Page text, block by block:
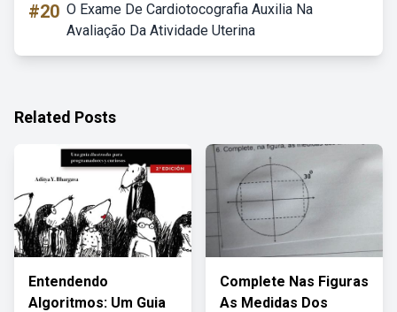
#20 O Exame De Cardiotocografia Auxilia Na
Avaliação Da Atividade Uterina
Related Posts
Entendendo
Algoritmos: Um Guia
Complete Nas Figuras
As Medidas Dos